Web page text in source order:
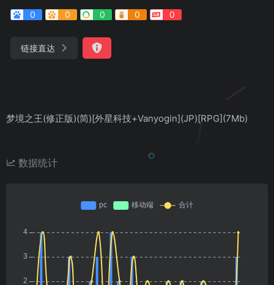
0
0 0 0 0
链接直达
梦境之王(修正版)(简)[外星科技+Vanyogin](JP)[RPG](7Mb)
数据统计